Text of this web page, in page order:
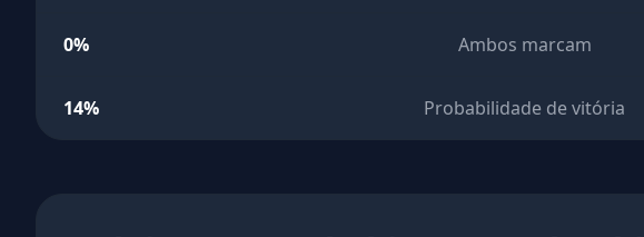
0% Ambos marcam
14% Probabilidade de vitória